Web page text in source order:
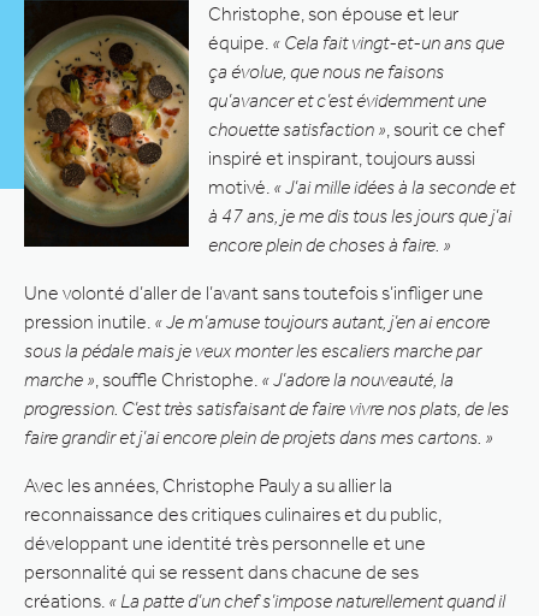
Christophe, son épouse et leur
équipe. « Cela fait vingt-et-un ans que
ça évolue, que nous ne faisons
qu’avancer et c’est évidemment une
chouette satisfaction » , sourit ce chef
inspiré et inspirant, toujours aussi
motivé. « J’ai mille idées à la seconde et
à 47 ans, je me dis tous les jours que j’ai
encore plein de choses à faire. »
Une volonté d’aller de l’avant sans toutefois s’infliger une
pression inutile. « Je m’amuse toujours autant, j’en ai encore
sous la pédale mais je veux monter les escaliers marche par
marche » , souffle Christophe. « J’adore la nouveauté, la
progression. C’est très satisfaisant de faire vivre nos plats, de les
faire grandir et j’ai encore plein de projets dans mes cartons. »
Avec les années, Christophe Pauly a su allier la
reconnaissance des critiques culinaires et du public,
développant une identité très personnelle et une
personnalité qui se ressent dans chacune de ses
créations. « La patte d’un chef s’impose naturellement quand il